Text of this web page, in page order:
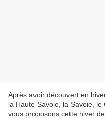
Après avoir découvert en
la Haute Savoie, la Savoie,
vous proposons cette hiver